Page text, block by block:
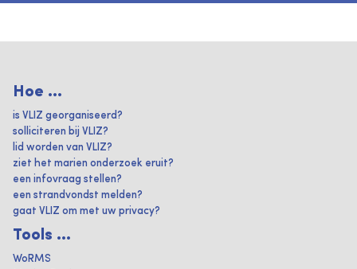
Hoe ...
is VLIZ georganiseerd?
solliciteren bij VLIZ?
lid worden van VLIZ?
ziet het marien onderzoek eruit?
een infovraag stellen?
een strandvondst melden?
gaat VLIZ om met uw privacy?
Tools ...
WoRMS